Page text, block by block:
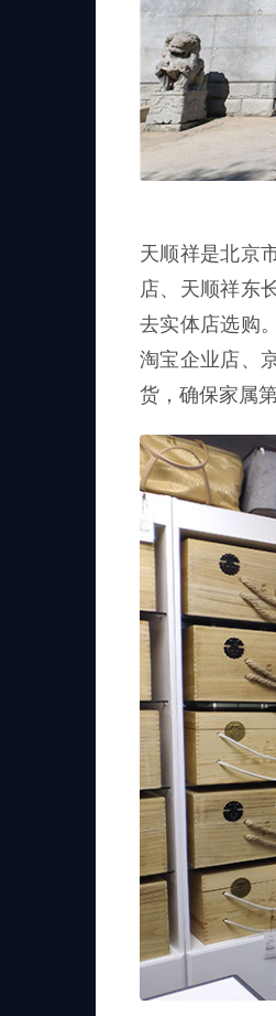
天顺祥是北京
店、天顺祥东
去实体店选购
淘宝企业店、
货，确保家属